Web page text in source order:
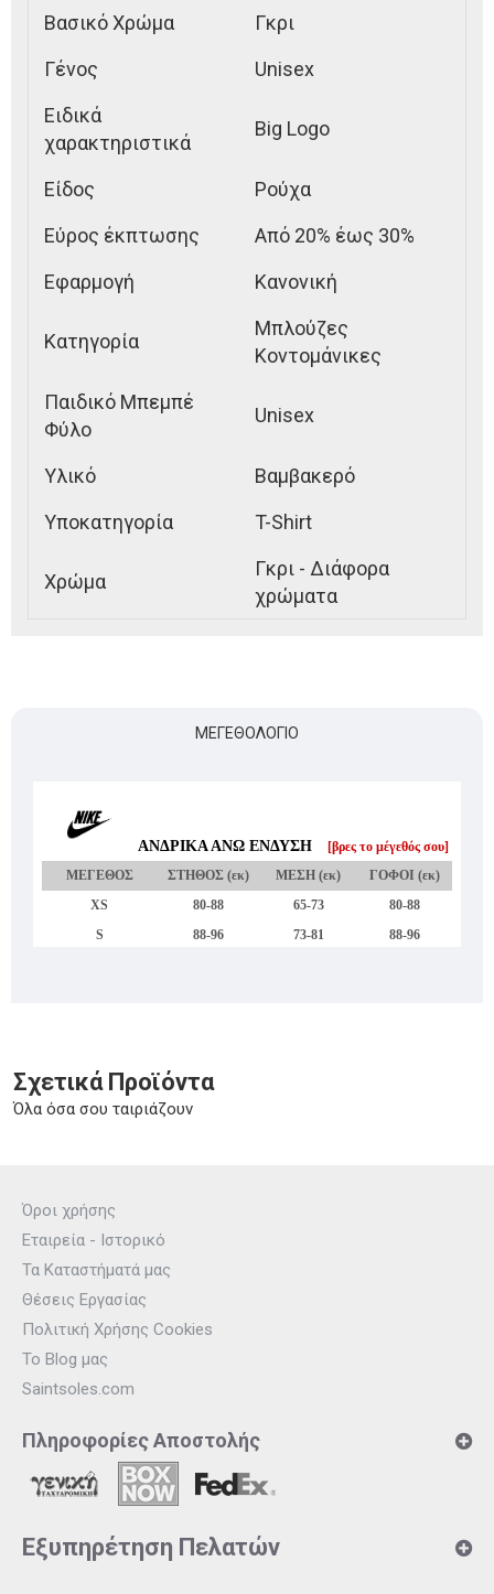
Βασικό Χρώμα
Γκρι
Γένος
Unisex
Ειδικά
χαρακτηριστικά
Big Logo
Είδος
Ρούχα
Εύρος έκπτωσης
Από 20% έως 30%
Εφαρμογή
Κανονική
Κατηγορία
Μπλούζες
Κοντομάνικες
Παιδικό Μπεμπέ
Φύλο
Unisex
Υλικό
Βαμβακερό
Υποκατηγορία
T-Shirt
Χρώμα
Γκρι - Διάφορα
χρώματα
ΜΕΓΕΘΟΛΌΓΙΟ
Σχετικά Προϊόντα
Όλα όσα σου ταιριάζουν
Όροι χρήσης
Εταιρεία - Ιστορικό
Τα Καταστήματά μας
Θέσεις Εργασίας
Πολιτική Χρήσης Cookies
Το Blog μας
Saintsoles.com
Πληροφορίες Αποστολής
Εξυπηρέτηση Πελατών